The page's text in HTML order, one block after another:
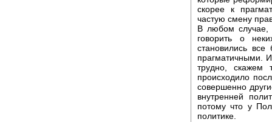
скорее к
частую смену
В любом случае,
говорить о
становились
прагматичными.
трудно, скажем
происходило
совершенно
внутренней
потому что у
политике.